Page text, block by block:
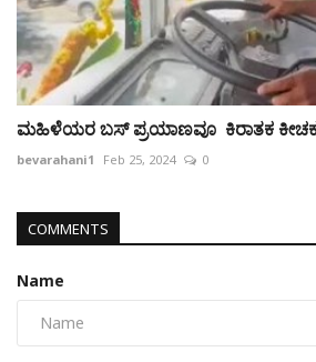
ಮಹಿಳೆಯರ ಬಸ್ ಪ್ರಯಾಣವೂ ಕಿರಾತಕ
bevarahani1 Feb 25, 2024 0
COMMENTS
Name